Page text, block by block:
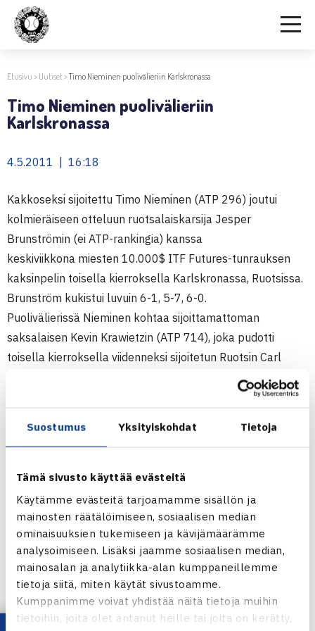
Suostumus Yksityiskohdat Tietoja
Tämä sivusto käyttää evästeitä
Käytämme evästeitä tarjoamamme sisällön ja
mainosten räätälöimiseen, sosiaalisen median
ominaisuuksien tukemiseen ja kävijämäärämme
analysoimiseen. Lisäksi jaamme sosiaalisen median,
mainosalan ja analytiikka-alan kumppaneillemme
tietoja siitä, miten käytät sivustoamme.
Kumppanimme voivat yhdistää näitä tietoja muihin
tietoihin, joita olet antanut heille tai joita on kerätty,
Etusivu > Uutiset>Timo Nieminen puolivälieriin Karlskronassa
Timo Nieminen puolivälieriin
Karlskronassa
4.5.2011 | 16:18
Kakkoseksi sijoitettu Timo Nieminen (ATP 296) joutui
kolmieräiseen otteluun ruotsalaiskarsija Jesper
Brunströmin (ei ATP-rankingia) kanssa
keskiviikkona miesten 10.000$ ITF Futures-tunrauksen
kaksinpelin toisella kierroksella Karlskronassa, Ruotsissa.
Brunström kukistui luvuin 6-1, 5-7, 6-0.
Puolivälierissä Nieminen kohtaa sijoittamattoman
saksalaisen Kevin Krawietzin (ATP 714), joka pudotti
toisella kierroksella viidenneksi sijoitetun Ruotsin Carl
Bergmanin (ATP 521) suoraan kahdessa erässä.
Miesten 10.000$ ITF Futures-turnaus
Kaksinpeli
2.kierrosta: Timo Nieminen (2.) – Jesper Brunström Ruotsi
(karsija) 61 57 60
Karlskronan miesten ITF Futures-turnaus
verkossa